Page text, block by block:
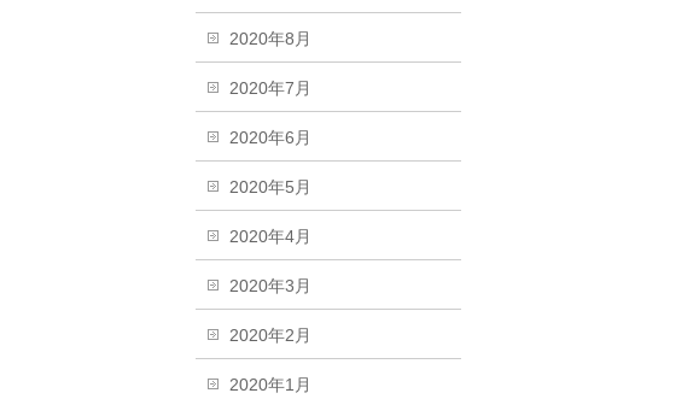
2020年8月
2020年7月
2020年6月
2020年5月
2020年4月
2020年3月
2020年2月
2020年1月